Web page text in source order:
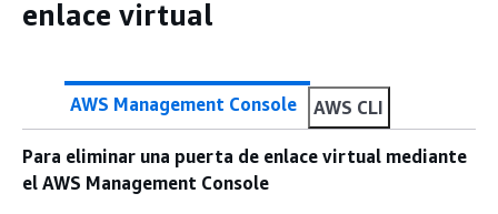
enlace virtual
AWS Management Console AWS CLI
Para eliminar una puerta de enlace virtual mediante
el AWS Management Console